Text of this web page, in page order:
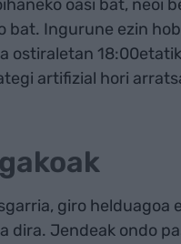
oasi bat, neoi
bat. Ingurune ezin
ostiraletan
artifizial hori
giro helduagoa
dira. Jendeak ondo